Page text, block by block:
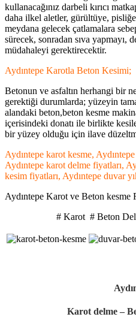
kullanacağınız darbeli kırıcı
daha ilkel aletler, gürültüye,
meydana gelecek çatlamalara
sürecek, sonradan sıva yapmayı,
müdahaleyi gerektirecektir.
Aydıntepe Karotla Beton Kesimi;
Betonun ve asfaltın herhangi bir
gerektiği durumlarda; yüzeyin
alandaki beton,beton kesme
içerisindeki donatı ile birlikte
bir yüzey olduğu için ilave
Aydıntepe karot kesme,
Aydıntepe karot delme fiyatları,
kesim fiyatları, Aydıntepe duvar
Aydıntepe Karot ve Beton kesme
# Karot # Beton
Karot delme –